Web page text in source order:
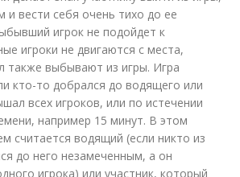
и вести себя очень тихо до ее
игрок не подойдет к
игроки не двигаются с места,
также выбывают из игры. Игра
кто-то добрался до водящего или
всех игроков, или по истечении
например 15 минут. В этом
считается водящий (если никто из
до него незамеченным, а он
игрока) или участник, который